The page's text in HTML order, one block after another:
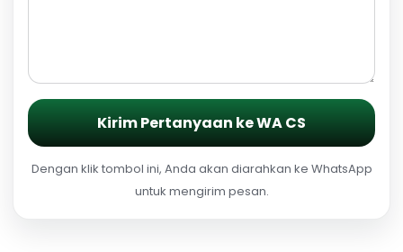
Kirim Pertanyaan ke WA CS
Dengan klik tombol ini, Anda akan diarahkan ke WhatsApp
untuk mengirim pesan.